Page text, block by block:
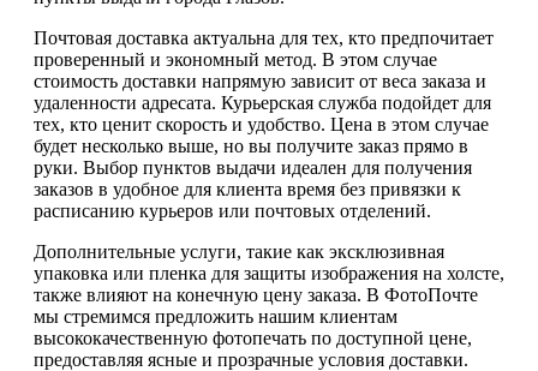
Почтовая доставка актуальна для тех, кто предпочитает
проверенный и экономный метод. В этом случае
стоимость доставки напрямую зависит от веса заказа и
удаленности адресата. Курьерская служба подойдет для
тех, кто ценит скорость и удобство. Цена в этом случае
будет несколько выше, но вы получите заказ прямо в
руки. Выбор пунктов выдачи идеален для получения
заказов в удобное для клиента время без привязки к
расписанию курьеров или почтовых отделений.
Дополнительные услуги, такие как эксклюзивная
упаковка или пленка для защиты изображения на холсте,
также влияют на конечную цену заказа. В ФотоПочте
мы стремимся предложить нашим клиентам
высококачественную фотопечать по доступной цене,
предоставляя ясные и прозрачные условия доставки.